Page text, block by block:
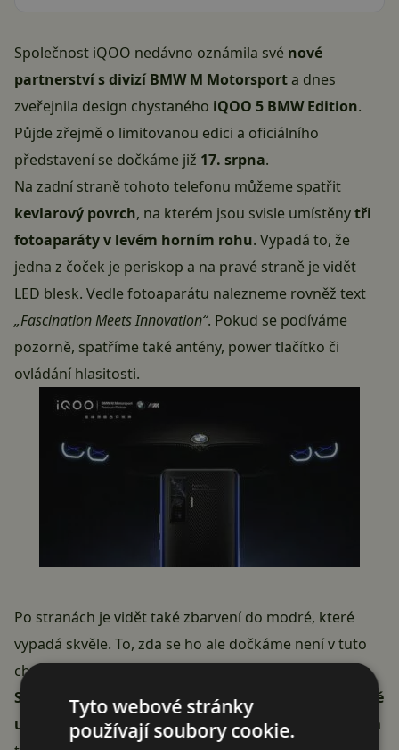
Společnost iQOO nedávno oznámila své nové
partnerství s divizí BMW M Motorsporta dnes
zveřejnila design chystaného iQOO 5 BMW Edition.
Půjde zřejmě o limitovanou edici a oficiálního
představení se dočkáme již 17. srpna.
Na zadní straně tohoto telefonu můžeme spatřit
kevlarový povrch, na kterém jsou svisle umístěnytři
fotoaparáty v levém horním rohu. Vypadá to, že
jedna z čoček je periskop a na pravé straně je vidět
LED blesk. Vedle fotoaparátu nalezneme rovněž text
„Fascination Meets Innovation“. Pokud se podíváme
pozorně, spatříme také antény, power tlačítko či
ovládání hlasitosti.
Po stranách je vidět také zbarvení do modré, které
vypadá skvěle. To, zda se ho ale dočkáme není v tuto
chvíli jasné. Co se týče specifikací, můžeme počítat se
Snapdragonem 865, 120 Hz AMOLED panelem a také
ultrarychlým 120 W nabíjením . Otázkou je, kolik si za
Tyto webové stránky
používají soubory cookie.